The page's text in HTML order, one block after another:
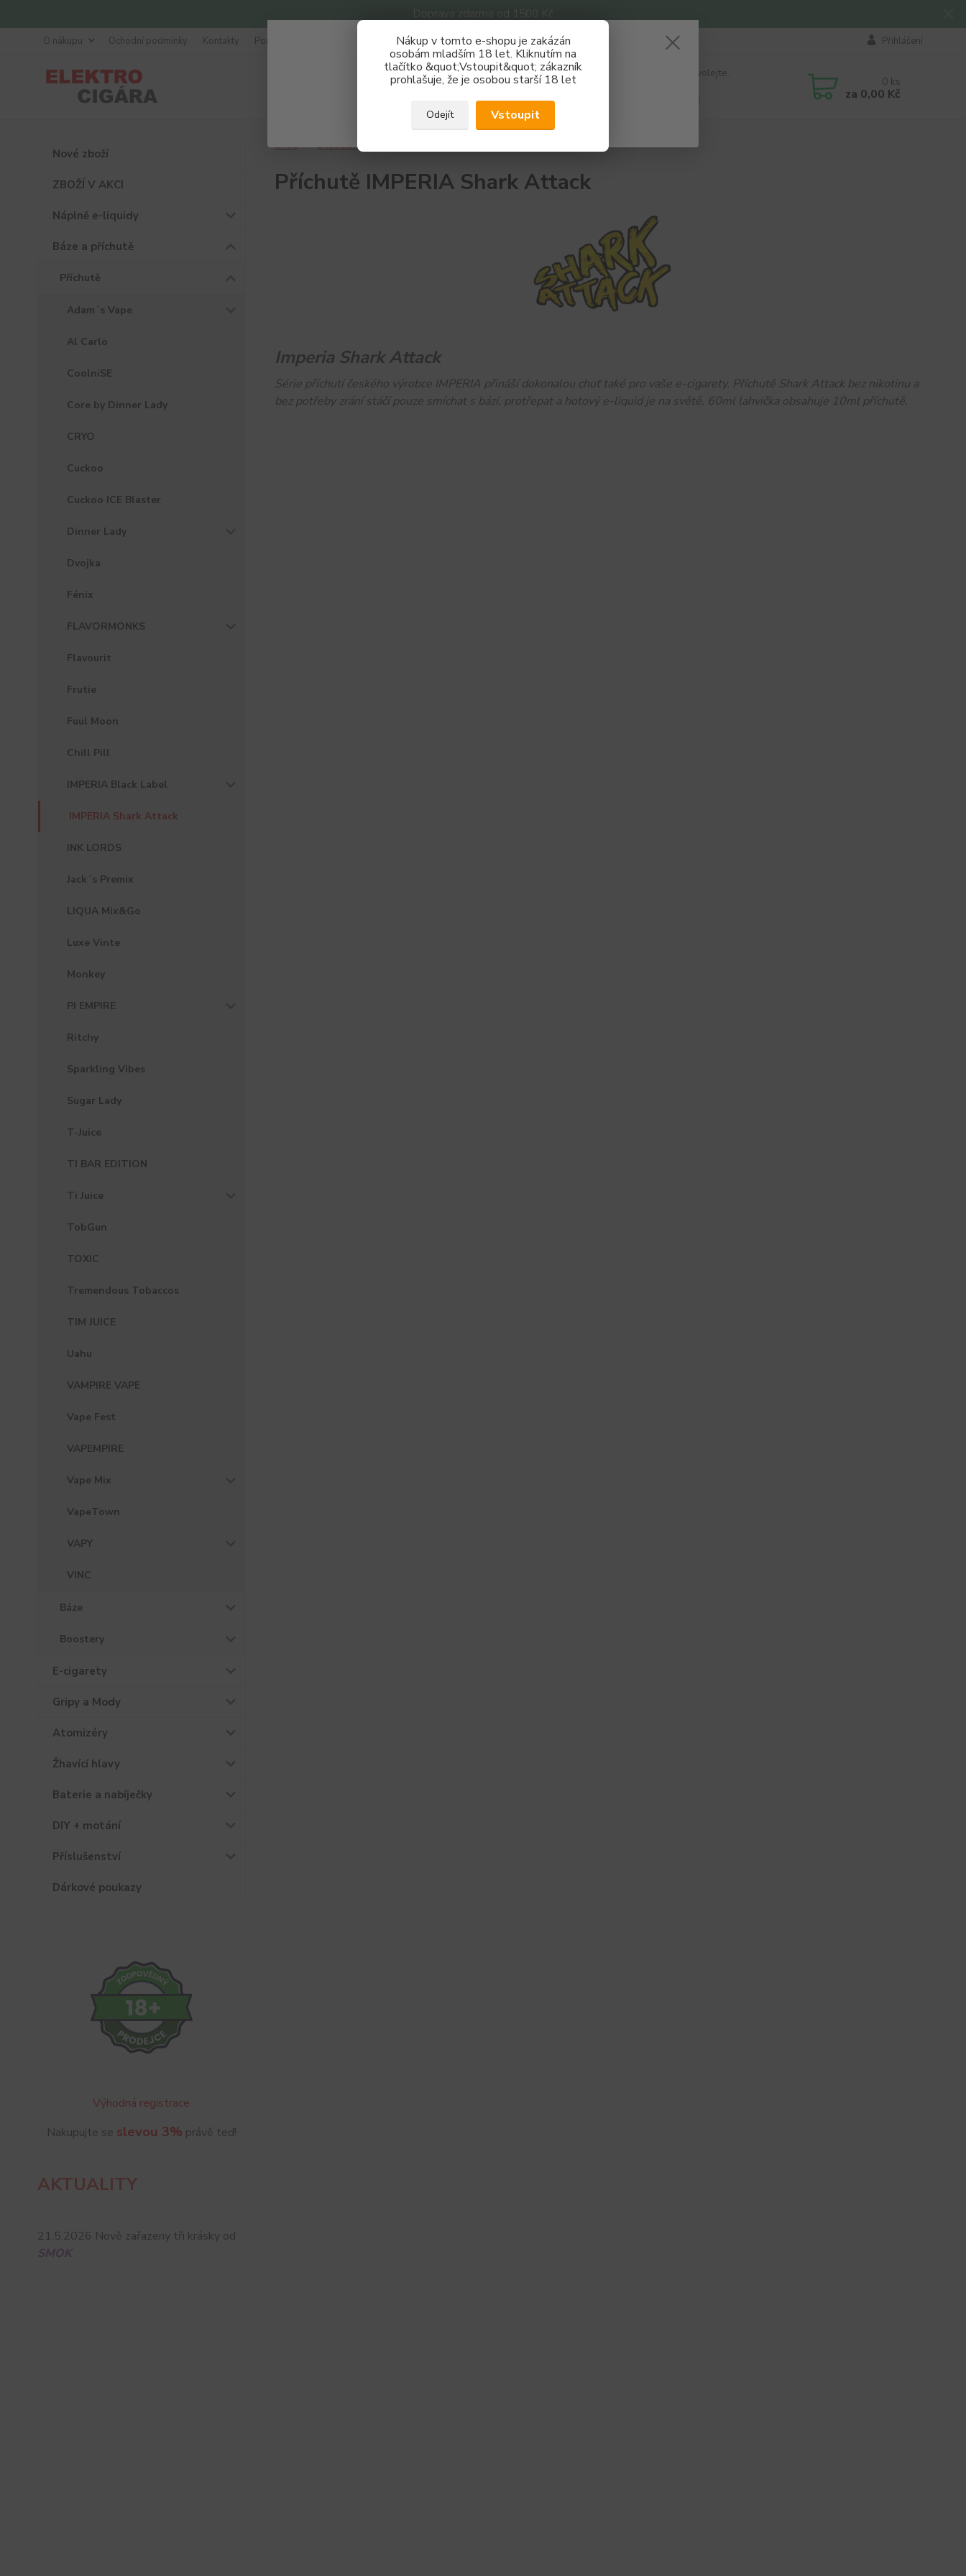
Doprava zdarma od 1500 Kč
Nákup v tomto e-shopu je zakázán
osobám mladším 18 let. Kliknutím na
tlačítko &quot;Vstoupit&quot; zákazník
prohlašuje, že je osobou starší 18 let
Odejít Vstoupit
O nákupu Ochodní podmínky Kontakty Poradna Přihlášení
Hledat
Nevíte si rady? Zavolejte.
0 ks
za 0,00 Kč
Nové zboží
ZBOŽÍ V AKCI
Náplně e-liquidy
Báze a příchutě
Příchutě
Adam´s Vape
Al Carlo
CoolniSE
Core by Dinner Lady
CRYO
Cuckoo
Cuckoo ICE Blaster
Dinner Lady
Dvojka
Fénix
FLAVORMONKS
Flavourit
Frutie
Fuul Moon
Chill Pill
IMPERIA Black Label
IMPERIA Shark Attack
INK LORDS
Jack´s Premix
LIQUA Mix&Go
Luxe Vinte
Monkey
PJ EMPIRE
Ritchy
Sparkling Vibes
Sugar Lady
T-Juice
TI BAR EDITION
Ti Juice
TobGun
TOXIC
Tremendous Tobaccos
TIM JUICE
Uahu
VAMPIRE VAPE
Vape Fest
VAPEMPIRE
Vape Mix
VapeTown
VAPY
VINC
Báze
Boostery
E-cigarety
Gripy a Mody
Atomizéry
Žhavící hlavy
Baterie a nabíječky
DIY + motání
Příslušenství
Dárkové poukazy
Výhodná registrace
Nakupujte se slevou 3% právě teď!
AKTUALITY
21.5.2026 Nově zařazeny tři krásky od
SMOK
Úvod Báze a příchutě
Příchutě IMPERIA Shark Attack
Imperia Shark Attack
Série příchutí českého výrobce IMPERIA přináší dokonalou chuť také pro vaše e-cigarety. Příchutě Shark Attack bez nikotinu a
bez potřeby zrání stáčí pouze smíchat s bází, protřepat a hotový e-liquid je na světě. 60ml lahvička obsahuje 10ml příchutě.
Získej slevu 3%
Zaregistruj se a nakupuj se slevou právě teď!
REGISTRAČNÍ FORMULÁŘ
Zavřít